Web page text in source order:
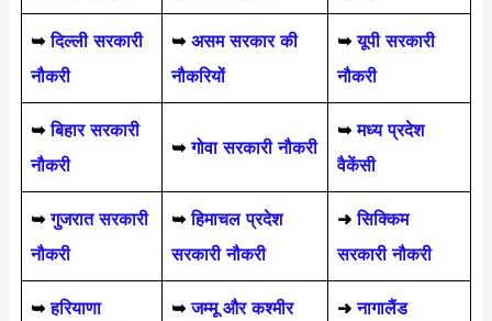
➥ दिल्ली सरकारी
नौकरी
➥ असम सरकार की
नौकरियों
➥ यूपी सरकारी
नौकरी
➥बिहार सरकारी
नौकरी
➥गोवा सरकारी नौकरी
➥ मध्य प्रदेश
वैकेंसी
➥ गुजरात सरकारी
नौकरी
➥हिमाचल प्रदेश
सरकारी नौकरी
➜ सिक्किम
सरकारी नौकरी
➥हरियाणा
➥जम्मू और कश्मीर
➜ नागालैंड